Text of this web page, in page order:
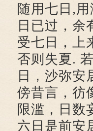
随用七日,
日已过，余
受七日，上
否则失夏.
日，沙弥安
傍昔言，彷
限滥，日数
六日是前安